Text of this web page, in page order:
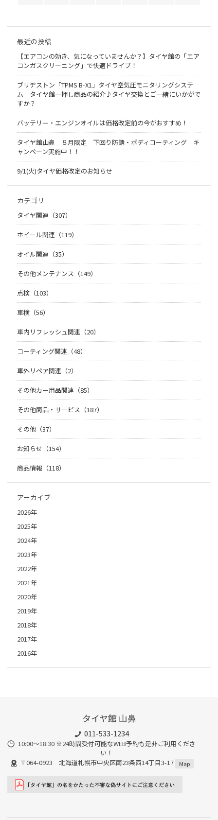
最近の投稿
【エアコンの効き、気になっていませんか？】タイヤ館の「エア
コンガスクリーニング」で快適ドライブ！
ブリヂストン「TPMS B-X1」タイヤ空気圧モニタリングシステ
ム タイヤ館一押し商品の紹介♪タイヤ交換とご一緒にいかがで
すか？
バッテリー・エンジンオイルは価格改定前の今がおすすめ！
タイヤ館山鼻 ８月限定 下回り防錆・ボディコーティング キ
ャンペーン実施中！！
9/1(火)タイヤ価格改定のお知らせ
カテゴリ
タイヤ関連（307）
ホイール関連（119）
オイル関連（35）
その他メンテナンス（149）
点検（103）
車検（56）
車内リフレッシュ関連（20）
コーティング関連（48）
車外リペア関連（2）
その他カー用品関連（85）
その他商品・サービス（187）
その他（37）
お知らせ（154）
商品情報（118）
アーカイブ
2026年
2025年
2024年
2023年
2022年
2021年
2020年
2019年
2018年
2017年
2016年
タイヤ館 山鼻
011-533-1234
10:00～18:30 ※24時間受付可能なWEB予約も是非ご利用くださ
い！
〒064-0923 北海道札幌市中央区南23条西14丁目3-17
Map